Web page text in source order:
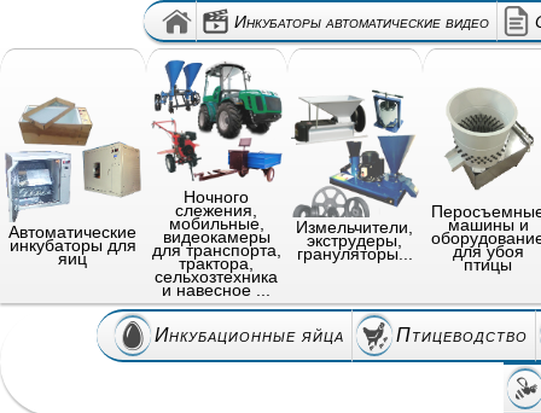
Инкубаторы автоматические видео
Автоматические
инкубаторы для
яиц
Ночного
слежения,
мобильные,
видеокамеры
для транспорта,
трактора,
сельхозтехника
и навесное ...
Измельчители,
экструдеры,
грануляторы...
машины и
для убоя
птицы
Инкубационные яйца Птицеводство